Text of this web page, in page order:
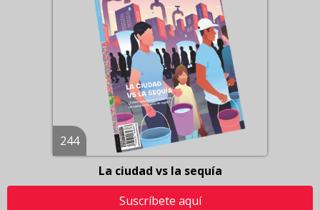
244
La ciudad vs la sequía
Suscríbete aquí